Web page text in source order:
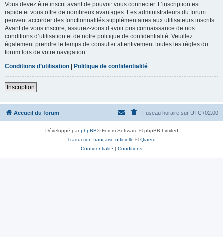
Vous devez être inscrit avant de pouvoir vous connecter. L’inscription est
rapide et vous offre de nombreux avantages. Les administrateurs du forum
peuvent accorder des fonctionnalités supplémentaires aux utilisateurs inscrits.
Avant de vous inscrire, assurez-vous d’avoir pris connaissance de nos
conditions d’utilisation et de notre politique de confidentialité. Veuillez
également prendre le temps de consulter attentivement toutes les règles du
forum lors de votre navigation.
Conditions d’utilisation | Politique de confidentialité
Inscription
Accueil du forum Fuseau horaire sur UTC+02:00
Développé parphpBB® Forum Software © phpBB Limited
Traduction française officielle ©Qiaeru
Confidentialité | Conditions